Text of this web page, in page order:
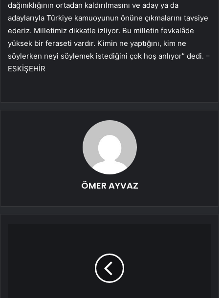
dağınıklığının ortadan kaldırılmasını ve aday ya da
adaylarıyla Türkiye kamuoyunun önüne çıkmalarını tavsiye
ederiz. Milletimiz dikkatle izliyor. Bu milletin fevkalâde
yüksek bir feraseti vardır. Kimin ne yaptığını, kim ne
söylerken neyi söylemek istediğini çok hoş anlıyor” dedi. –
ESKİŞEHİR
ÖMER AYVAZ